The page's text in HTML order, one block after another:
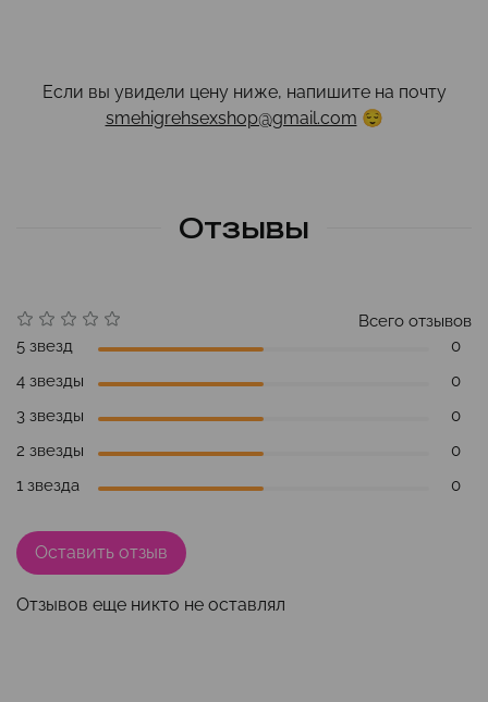
Если вы увидели цену ниже, напишите на почту
smehigrehsexshop@gmail.com 😌
Отзывы
Отзывов еще никто не оставлял
Всего отзывов
5 звезд
0
4 звезды
0
3 звезды
0
2 звезды
0
1 звезда
0
Оставить отзыв